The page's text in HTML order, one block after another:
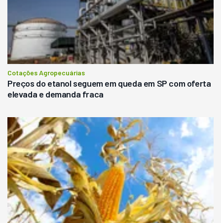
Cotações Agropecuárias
Preços do etanol seguem em queda em SP com oferta
elevada e demanda fraca